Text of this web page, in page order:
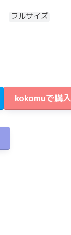
フルサイズ
kokomuで購入